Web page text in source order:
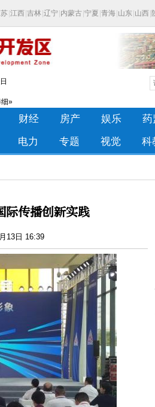
际传播创新实践
13日 16:39